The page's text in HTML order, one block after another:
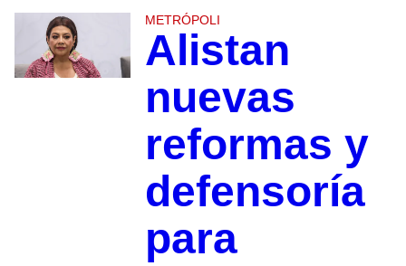
METRÓPOLI
Alistan
nuevas
reformas y
defensoría
para